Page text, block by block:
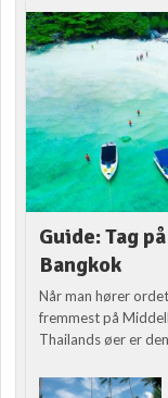
Guide: Tag
Bangkok
Når man hører
fremmest på
Thailands øer er